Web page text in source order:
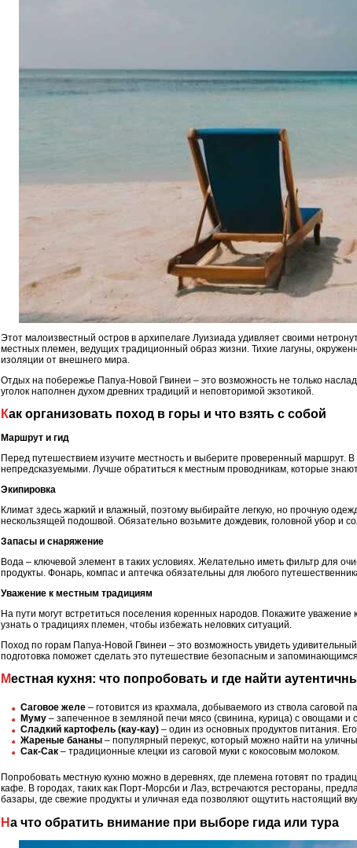
Этот малоизвестный остров в архипелаге Луизиада удивляет своими
местных племен, ведущих традиционный образ жизни. Тихие лагуны,
изоляции от внешнего мира.
Отдых на побережье Папуа-Новой Гвинеи – это возможность не только
уголок наполнен духом древних традиций и неповторимой экзотикой.
Как организовать поход в горы и что взять с собой
Маршрут и гид
Перед путешествием изучите местность и выберите проверенный маршрут.
непредсказуемыми. Лучше обратиться к местным проводникам, которые
Экипировка
Климат здесь жаркий и влажный, поэтому выбирайте легкую, но прочную
нескользящей подошвой. Обязательно возьмите дождевик, головной убор и
Запасы и снаряжение
Вода – ключевой элемент в таких условиях. Желательно иметь фильтр для
продукты. Фонарь, компас и аптечка обязательны для любого
Уважение к местным традициям
На пути могут встретиться поселения коренных народов. Покажите
узнать о традициях племен, чтобы избежать неловких ситуаций.
Поход по горам Папуа-Новой Гвинеи – это возможность увидеть
подготовка поможет сделать это путешествие безопасным и запоминающимся.
Местная кухня: что попробовать и где найти
Саговое желе – готовится из крахмала, добываемого из ствола
Муму – запеченное в земляной печи мясо (свинина, курица) с овощами и
Сладкий картофель (кау-кау) – один из основных продуктов питания.
Жареные бананы – популярный перекус, который можно найти на
Сак-Сак – традиционные клецки из саговой муки с кокосовым молоком.
Попробовать местную кухню можно в деревнях, где племена готовят по
кафе. В городах, таких как Порт-Морсби и Лаэ, встречаются рестораны,
базары, где свежие продукты и уличная еда позволяют ощутить настоящий
На что обратить внимание при выборе гида или тура